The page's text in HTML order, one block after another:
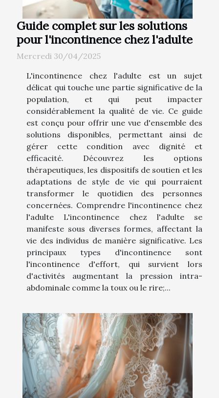
Guide complet sur les solutions
pour l'incontinence chez l'adulte
Mercredi 30/04/2025
L'incontinence chez l'adulte est un sujet
délicat qui touche une partie significative de la
population, et qui peut impacter
considérablement la qualité de vie. Ce guide
est conçu pour offrir une vue d'ensemble des
solutions disponibles, permettant ainsi de
gérer cette condition avec dignité et
efficacité. Découvrez les options
thérapeutiques, les dispositifs de soutien et les
adaptations de style de vie qui pourraient
transformer le quotidien des personnes
concernées. Comprendre l'incontinence chez
l'adulte L'incontinence chez l'adulte se
manifeste sous diverses formes, affectant la
vie des individus de manière significative. Les
principaux types d'incontinence sont
l'incontinence d'effort, qui survient lors
d'activités augmentant la pression intra-
abdominale comme la toux ou le rire;...